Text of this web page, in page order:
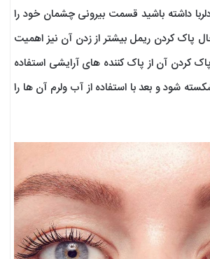
داشته باشید قسمت بیرونی چشمان خود را
پاک کردن ریمل بیشتر از زدن آن نیز اهمیت
پاک کردن آن از پاک کننده های آرایشی استفاده
شود و بعد با استفاده از آب ولرم آن ها را